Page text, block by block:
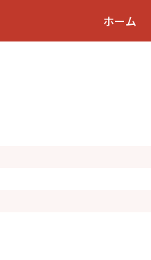
ホーム